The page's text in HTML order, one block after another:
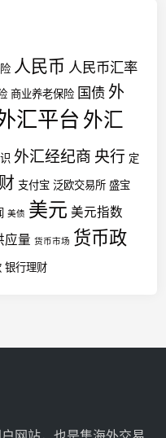
人民币 人民币汇率
商业养老保险 国债 外
汇平台 外汇
外汇经纪商 央行 定
支付宝 泛欧交易所 盛宝
美债 美元 美元指数
应量 货币市场 货币政
银行理财